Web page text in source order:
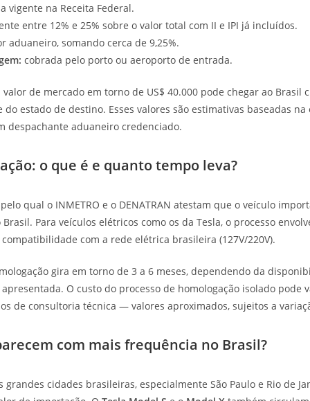
vigente na Receita Federal.
entre 12% e 25% sobre o valor total com II e IPI já incluídos.
aduaneiro, somando cerca de 9,25%.
cobrada pelo porto ou aeroporto de entrada.
de mercado em torno de US$ 40.000 pode chegar ao Brasil
do estado de destino. Esses valores são estimativas baseadas
despachante aduaneiro credenciado.
o que é e quanto tempo leva?
qual o INMETRO e o DENATRAN atestam que o veículo
Para veículos elétricos como os da Tesla, o processo
com a rede elétrica brasileira (127V/220V).
gira em torno de 3 a 6 meses, dependendo da
O custo do processo de homologação isolado pode
de consultoria técnica — valores aproximados, sujeitos a
com mais frequência no Brasil?
cidades brasileiras, especialmente São Paulo e Rio de